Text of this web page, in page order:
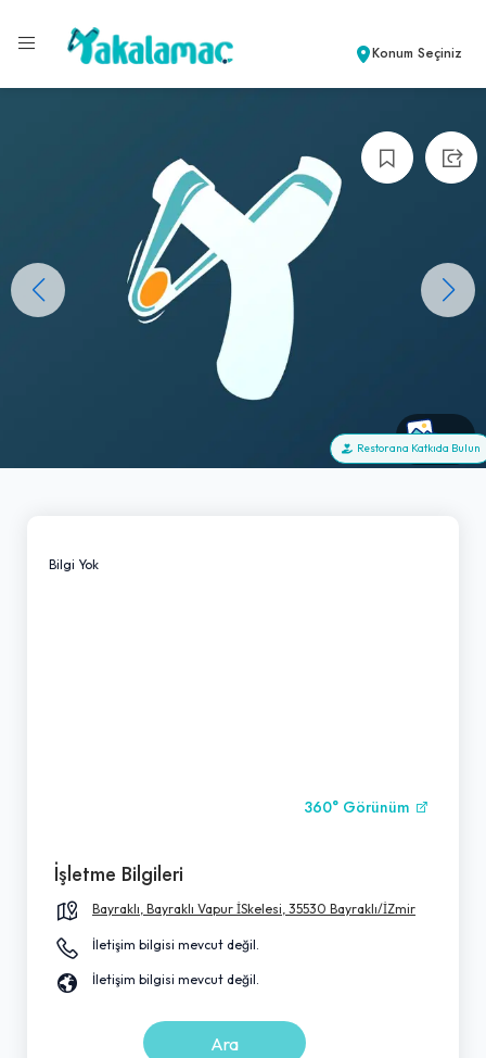
Konum Seçiniz
+0
Restorana Katkıda Bulun
Bilgi Yok
360° Görünüm
İşletme Bilgileri
Bayraklı, Bayraklı Vapur İSkelesi, 35530 Bayraklı/İZmir
İletişim bilgisi mevcut değil.
İletişim bilgisi mevcut değil.
Ara